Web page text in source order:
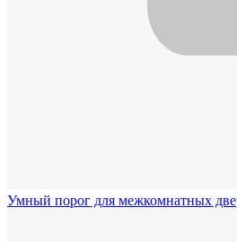
Умный порог для межкомнатных